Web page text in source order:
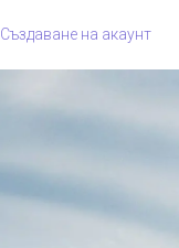
Създаване на акаунт